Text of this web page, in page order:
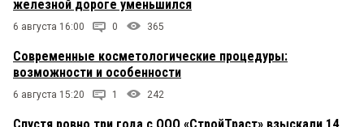
железной дороге уменьшился
6 августа 16:00 0 365
Современные косметологические процедуры:
возможности и особенности
6 августа 15:20 1 242